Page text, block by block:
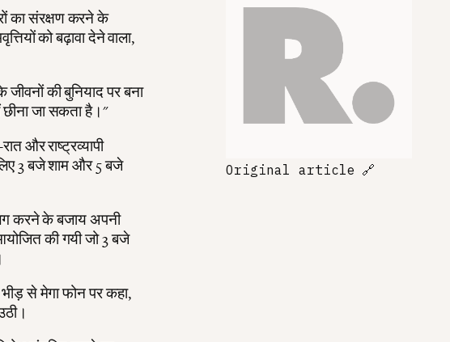
का संरक्षण करने के
को बढ़ावा देने वाला,
की बुनियाद पर बना
छीना जा सकता है।"
और राष्ट्रव्यापी
3 बजे शाम और 5 बजे
करने के बजाय अपनी
की गयी जो 3 बजे
से मेगा फोन पर कहा,
Original article 🔗